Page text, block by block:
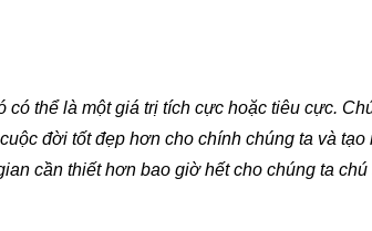
thể là một giá trị tích cực hoặc tiêu cực.
đời tốt đẹp hơn cho chính chúng ta và tạo
cần thiết hơn bao giờ hết cho chúng ta chú